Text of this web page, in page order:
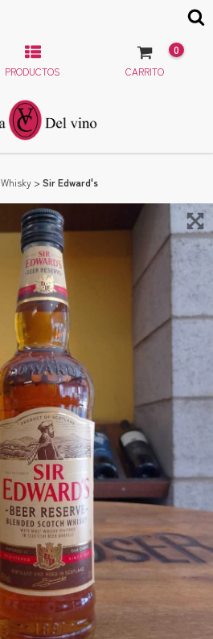
PRODUCTOS CARRITO
0
Whisky > Sir Edward's